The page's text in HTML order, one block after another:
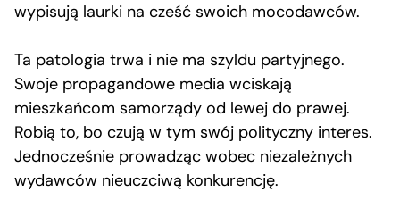
wypisują laurki na cześć swoich mocodawców.
Ta patologia trwa i nie ma szyldu partyjnego.
Swoje propagandowe media wciskają
mieszkańcom samorządy od lewej do prawej.
Robią to, bo czują w tym swój polityczny interes.
Jednocześnie prowadząc wobec niezależnych
wydawców nieuczciwą konkurencję.